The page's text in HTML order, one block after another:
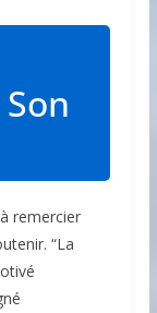
remercier
“La